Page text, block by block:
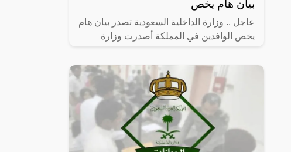
بيان هام يخص
عاجل .. وزارة الداخلية السعودية تصدر بيان هام
يخص الوافدين في المملكة أصدرت وزارة
المملكة، حيث تضمن البيان